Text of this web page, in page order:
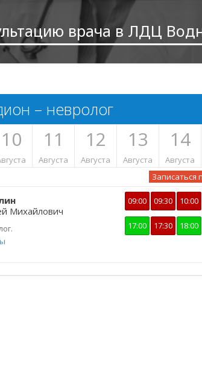
врача в ЛДЦ
– невролог
10 11
Августа
12
Августа
13
Августа
14
Августа
Записаться
Михайлович
09:00 09:30 10:00
17:00 17:30 18:00